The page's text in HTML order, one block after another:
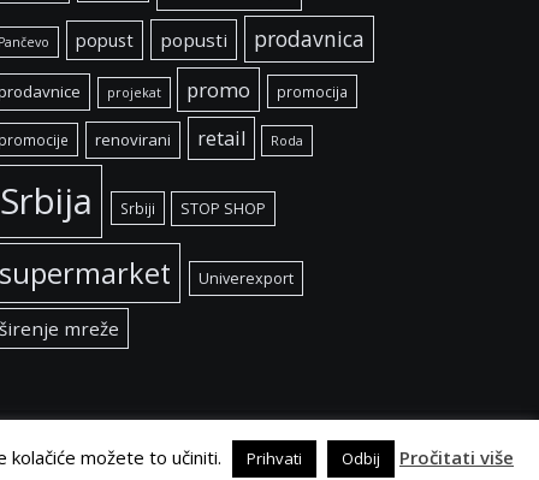
Pančevo popust popusti prodavnica
projekat promo promocija
promocije renovirani retail Roda
Srbija Srbiji STOP SHOP
supermarket Univerexport
širenje mreže
kolačiće možete to učiniti. Prihvati Odbij Pročitati više